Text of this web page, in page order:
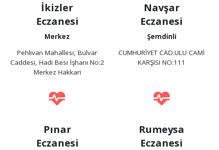
İkizler
Eczanesi
Merkez
Pehlivan Mahallesi, Bulvar
Caddesi, Hadi Besi İşhanı No:2
Merkez Hakkari
Navşar
Eczanesi
Şemdinli
CUMHURİYET CAD.ULU CAMİ
KARŞISI NO:111
Pınar
Eczanesi
Rumeysa
Eczanesi